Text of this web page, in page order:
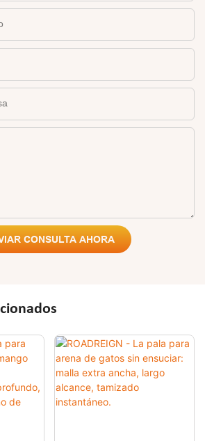
CONSULTA AHORA